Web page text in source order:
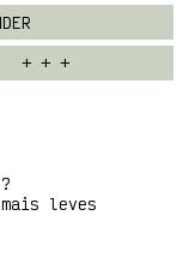
+ + +
leves